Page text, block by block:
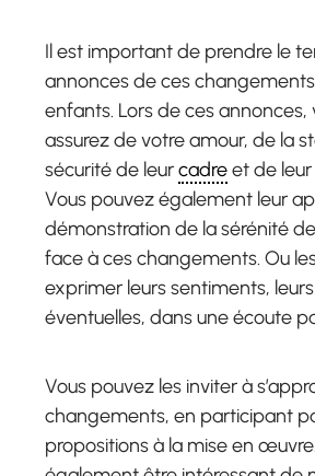
Il est important de prendre le
annonces de ces
enfants. Lors de ces annonces,
assurez de votre amour, de la
sécurité de leurcadreet de leur
Vous pouvez également leur
démonstration de la sérénité
face à ces changements. Ou
exprimer leurs sentiments,
éventuelles, dans une écoute
Vous pouvez les inviter à
changements, en participant
propositions à la mise en